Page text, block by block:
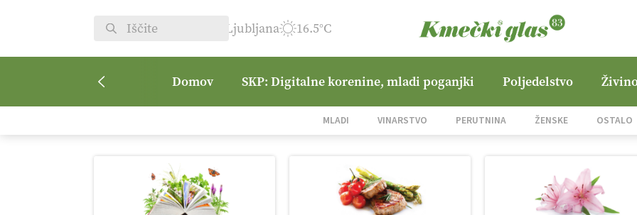
Ljubljana 16.5°C
Domov SKP: Digitalne korenine, mladi poganjki Poljedelstvo
MLADI VINARSTVO PERUTNINA ŽENSKE OSTALO
08:50 Vrt Dvorjane Hills
01:38 Digitalno od satelita do prašičjega korita